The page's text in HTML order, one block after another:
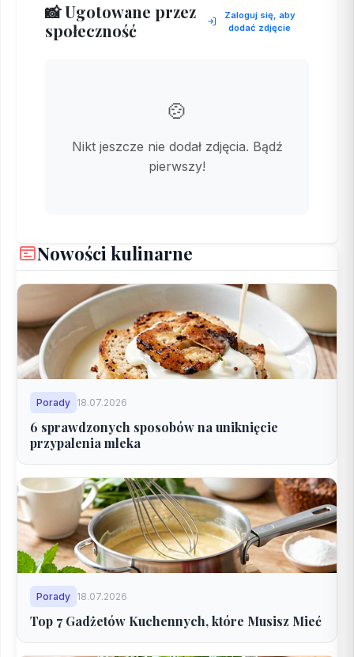
📸 Ugotowane przez
społeczność
Zaloguj się, aby
dodać zdjęcie
🍲
Nikt jeszcze nie dodał zdjęcia. Bądź
pierwszy!
Nowości kulinarne
Porady 18.07.2026
6 sprawdzonych sposobów na uniknięcie
przypalenia mleka
Porady 18.07.2026
Top 7 Gadżetów Kuchennych, które Musisz Mieć